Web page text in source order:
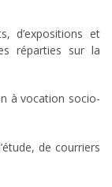
d’expositions et
réparties sur la
à vocation socio-
de courriers